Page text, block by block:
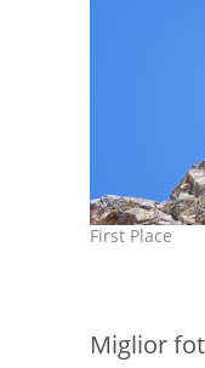
First Place
Miglior